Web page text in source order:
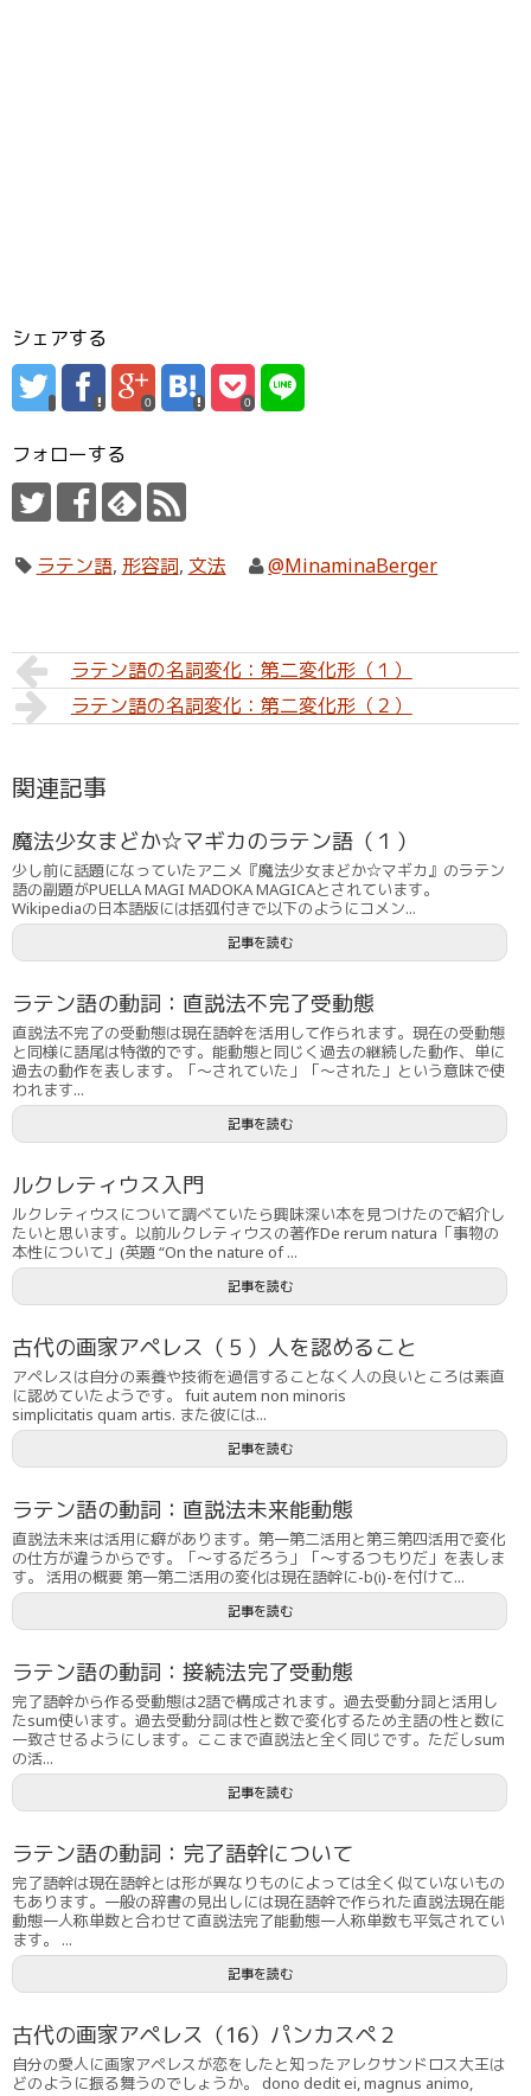
シェアする
0 0
フォローする
ラテン語, 形容詞, 文法 @MinaminaBerger
ラテン語の名詞変化：第二変化形（１）
ラテン語の名詞変化：第二変化形（２）
関連記事
魔法少女まどか☆マギカのラテン語（１）
少し前に話題になっていたアニメ『魔法少女まどか☆マギカ』のラテン
語の副題がPUELLA MAGI MADOKA MAGICAとされています。
Wikipediaの日本語版には括弧付きで以下のようにコメン...
記事を読む
ラテン語の動詞：直説法不完了受動態
直説法不完了の受動態は現在語幹を活用して作られます。現在の受動態
と同様に語尾は特徴的です。能動態と同じく過去の継続した動作、単に
過去の動作を表します。「〜されていた」「〜された」という意味で使
われます...
記事を読む
ルクレティウス入門
ルクレティウスについて調べていたら興味深い本を見つけたので紹介し
たいと思います。以前ルクレティウスの著作De rerum natura「事物の
本性について」(英題 “On the nature of ...
記事を読む
古代の画家アペレス（５）人を認めること
アペレスは自分の素養や技術を過信することなく人の良いところは素直
に認めていたようです。 fuit autem non minoris
simplicitatis quam artis. また彼には...
記事を読む
ラテン語の動詞：直説法未来能動態
直説法未来は活用に癖があります。第一第二活用と第三第四活用で変化
の仕方が違うからです。「〜するだろう」「〜するつもりだ」を表しま
す。 活用の概要 第一第二活用の変化は現在語幹に-b(i)-を付けて...
記事を読む
ラテン語の動詞：接続法完了受動態
完了語幹から作る受動態は2語で構成されます。過去受動分詞と活用し
たsum使います。過去受動分詞は性と数で変化するため主語の性と数に
一致させるようにします。ここまで直説法と全く同じです。ただしsum
の活...
記事を読む
ラテン語の動詞：完了語幹について
完了語幹は現在語幹とは形が異なりものによっては全く似ていないもの
もあります。一般の辞書の見出しには現在語幹で作られた直説法現在能
動態一人称単数と合わせて直説法完了能動態一人称単数も平気されてい
ます。 ...
記事を読む
古代の画家アペレス（16）パンカスペ２
自分の愛人に画家アペレスが恋をしたと知ったアレクサンドロス大王は
どのように振る舞うのでしょうか。 dono dedit ei, magnus animo,